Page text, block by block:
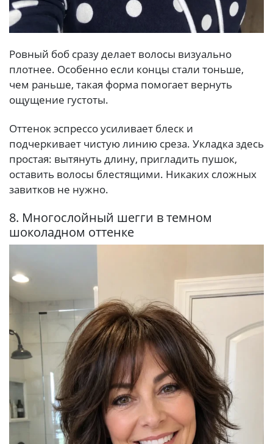
Ровный боб сразу делает волосы визуально
плотнее. Особенно если концы стали тоньше,
чем раньше, такая форма помогает вернуть
ощущение густоты.
Оттенок эспрессо усиливает блеск и
подчеркивает чистую линию среза. Укладка здесь
простая: вытянуть длину, пригладить пушок,
оставить волосы блестящими. Никаких сложных
завитков не нужно.
8. Многослойный шегги в темном
шоколадном оттенке